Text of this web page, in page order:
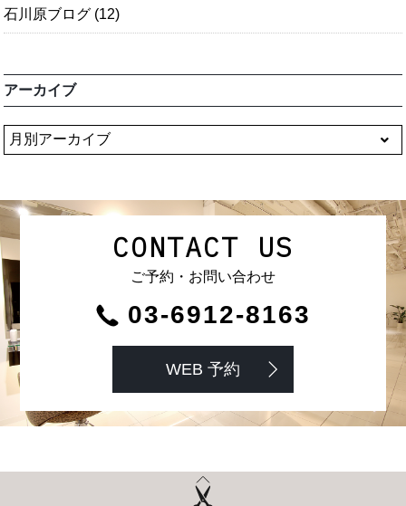
石川原ブログ (12)
アーカイブ
CONTACT US
ご予約・お問い合わせ
03-6912-8163
WEB 予約